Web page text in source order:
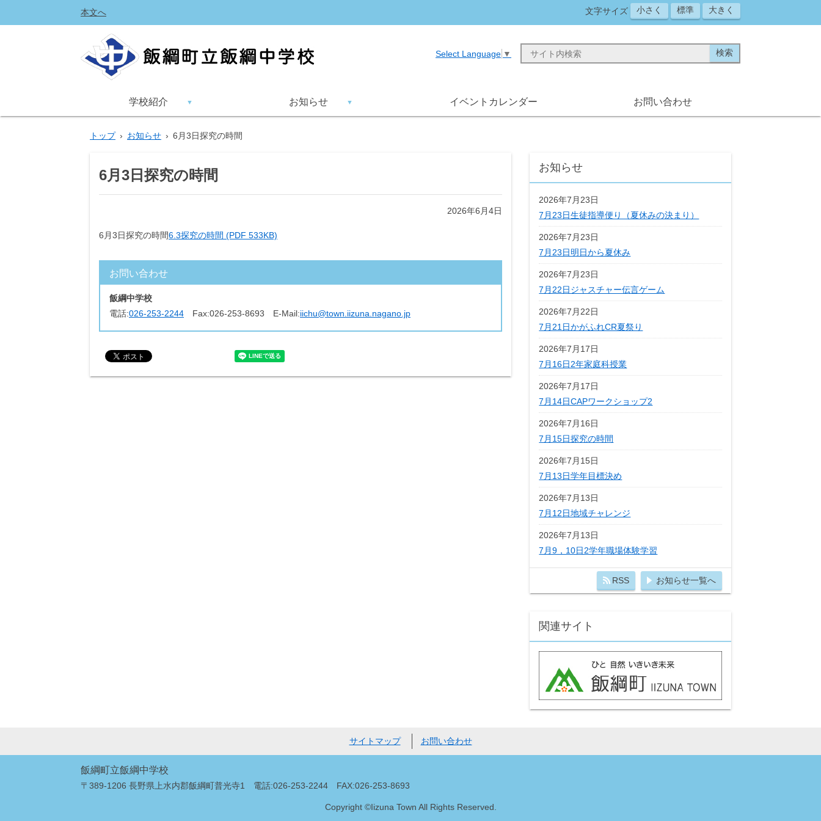
本文へ 文字サイズ 小さく 標準 大きく
Select Language ▼
学校紹介 お知らせ イベントカレンダー お問い合わせ
トップ › お知らせ › 6月3日探究の時間
6月3日探究の時間
2026年6月4日
6月3日探究の時間6.3探究の時間 (PDF 533KB)
お問い合わせ
飯綱中学校
電話:026-253-2244 Fax:026-253-8693 E-Mail:iichu@town.iizuna.nagano.jp
お知らせ
2026年7月23日
7月23日生徒指導便り（夏休みの決まり）
2026年7月23日
7月23日明日から夏休み
2026年7月23日
7月22日ジャスチャー伝言ゲーム
2026年7月22日
7月21日かがふれCR夏祭り
2026年7月17日
7月16日2年家庭科授業
2026年7月17日
7月14日CAPワークショップ2
2026年7月16日
7月15日探究の時間
2026年7月15日
7月13日学年目標決め
2026年7月13日
7月12日地域チャレンジ
2026年7月13日
7月9，10日2学年職場体験学習
RSS お知らせ一覧へ
関連サイト
サイトマップ お問い合わせ
飯綱町立飯綱中学校
〒389-1206 長野県上水内郡飯綱町普光寺1 電話:026-253-2244 FAX:026-253-8693
Copyright ©Iizuna Town All Rights Reserved.